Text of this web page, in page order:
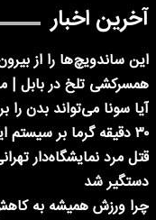
آخرین اخبار
این ساندویچ‌ها را از
همسرکشی تلخ در بابل |
آیا سونا می‌تواند بدن را
۳۰ دقیقه گرما بر سیستم ایمنی
قتل مرد نمایشگاه‌دار
دستگیر شد
چرا ورزش همیشه به